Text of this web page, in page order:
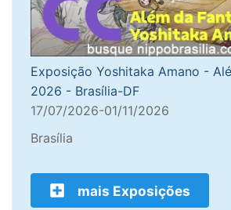
Exposição Yoshitaka Amano -
2026 - Brasília-DF
17/07/2026-01/11/2026
Brasília
mais Exposições